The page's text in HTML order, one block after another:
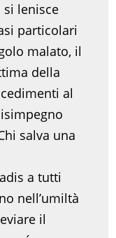
lenisce
particolari
malato, il
della
al
salva una
a tutti
nell’umiltà
il